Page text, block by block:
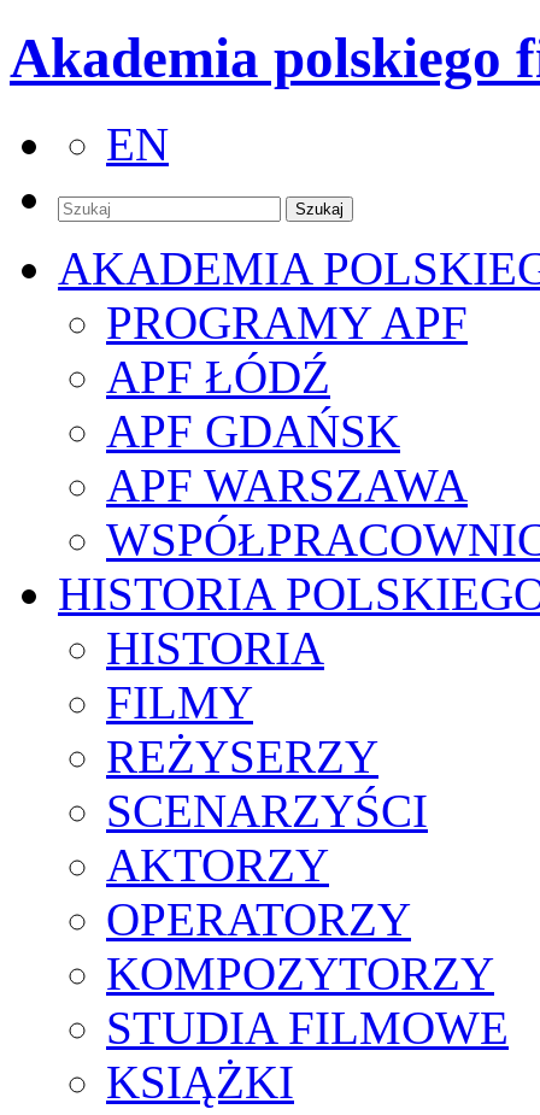
Akademia polskiego
EN
AKADEMIA
PROGRAMY APF
APF ŁÓDŹ
APF GDAŃSK
APF WARSZAWA
HISTORIA
HISTORIA
FILMY
REŻYSERZY
SCENARZYŚCI
AKTORZY
OPERATORZY
KOMPOZYTORZY
STUDIA FILMOWE
KSIĄŻKI